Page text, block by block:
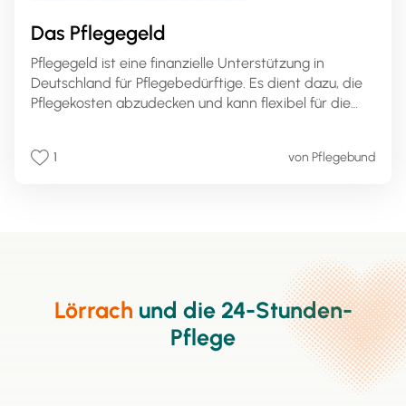
Das Pflegegeld
Pflegegeld ist eine finanzielle Unterstützung in
Deutschland für Pflegebedürftige. Es dient dazu, die
Pflegekosten abzudecken und kann flexibel für die
Schwere der Pflegebedürftigkeit festlegt. Die
professioneller Pflegekräfte genutzt werden. Es ist
eine wichtige Ressource, um die häusliche Pflege zu
ermöglichen und die Lebensqualität von
Pflegebedürftigen zu verbessern.
1 von Pflegebund
Lörrach und die 24-Stunden-
Pflege